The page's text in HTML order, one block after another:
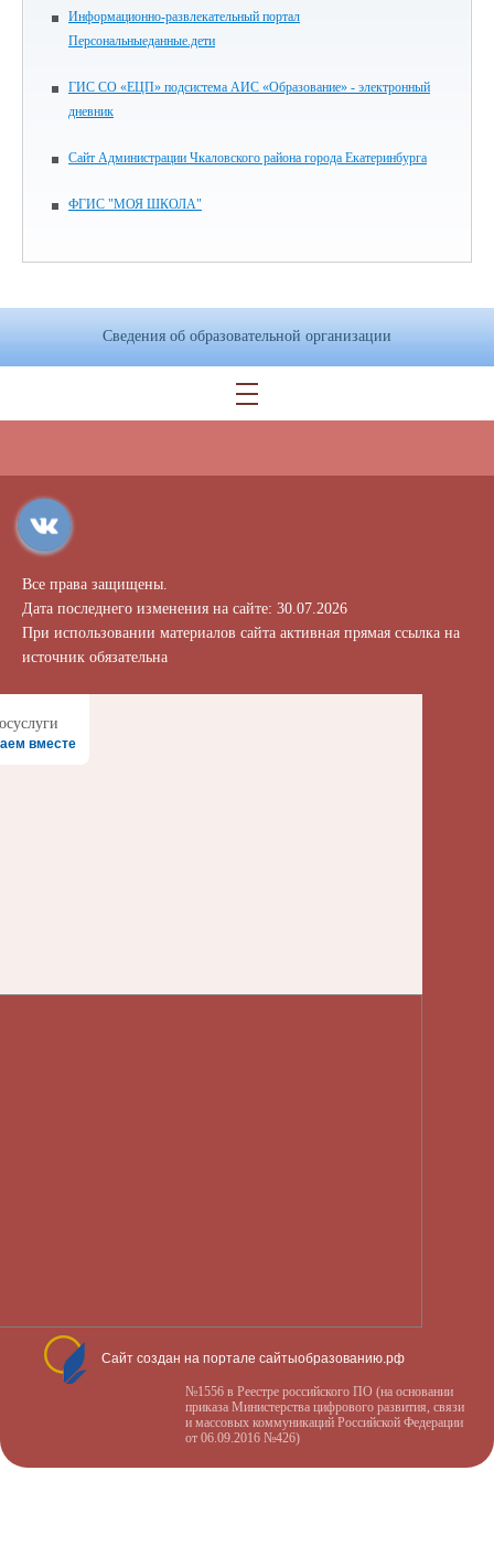
Информационно-развлекательный портал
Персональныеданные.дети
ГИС СО «ЕЦП» подсистема АИС «Образование» - электронный
дневник
Сайт Администрации Чкаловского района города Екатеринбурга
ФГИС "МОЯ ШКОЛА"
Сведения об образовательной организации
Все права защищены.
Дата последнего изменения на сайте: 30.07.2026
При использовании материалов сайта активная прямая ссылка на
источник обязательна
вместе
Сайт создан на портале сайтыобразованию.рф
№1556 в Реестре российского ПО (на основании
приказа Министерства цифрового развития, связи
и массовых коммуникаций Российской Федерации
от 06.09.2016 №426)